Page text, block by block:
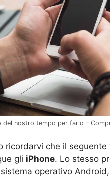
del nostro tempo per farlo –
ricordarvi che il
gli iPhone. Lo stesso
operativo